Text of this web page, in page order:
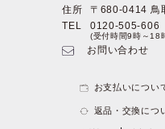
住所
〒680-0414 鳥
TEL
0120-505-606
(受付時間9時～18
お問い合わせ
お支払いについ
返品・交換につ